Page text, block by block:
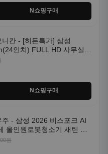
N쇼핑구매
칸 - [히든특가] 삼성
인치) FULL HD 사무실/
N쇼핑구매
- 삼성 2026 비스포크 AI
올인원로봇청소기 새틴 그
원